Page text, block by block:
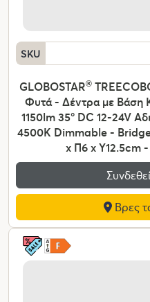
SKU
GLOBOSTAR®
Φυτά - Δέντρα με Βάση
1150lm 35° DC 12-24V
4500K Dimmable -
x Π6 x Υ12.5cm
Βρες